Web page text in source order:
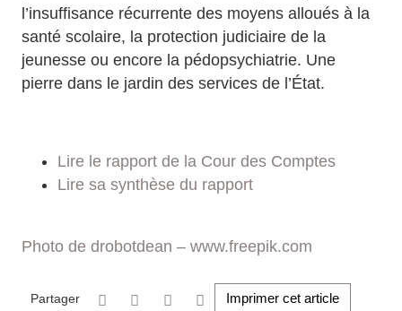
l’insuffisance récurrente des moyens alloués à la
santé scolaire, la protection judiciaire de la
jeunesse ou encore la pédopsychiatrie. Une
pierre dans le jardin des services de l’État.
Lire le rapport de la Cour des Comptes
Lire sa synthèse du rapport
Photo de drobotdean – www.freepik.com
Partager Imprimer cet article